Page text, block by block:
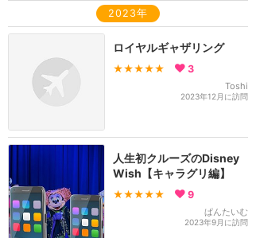
2023年
ロイヤルギャザリング
★★★★★ 3
Toshi
2023年12月に訪問
人生初クルーズのDisney
Wish【キャラグリ編】
★★★★★ 9
ぱんたいむ
2023年9月に訪問